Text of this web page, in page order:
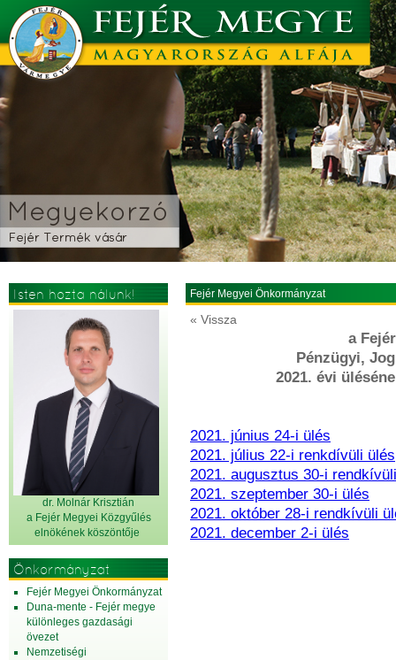
Isten hozta nálunk!
dr. Molnár Krisztián
a Fejér Megyei Közgyűlés
elnökének köszöntője
Önkormányzat
Fejér Megyei Önkormányzat
Duna-mente - Fejér megye
különleges gazdasági
övezet
Nemzetiségi
Fejér Megyei Önkormányzat
« Vissza
a
Pénzügyi,
2021. évi
2021. június 24-i ülés
2021. július 22-i renkdívüli ülés
2021. augusztus 30-i
2021. szeptember 30-i ülés
2021. október 28-i rendkívüli
2021. december 2-i ülés